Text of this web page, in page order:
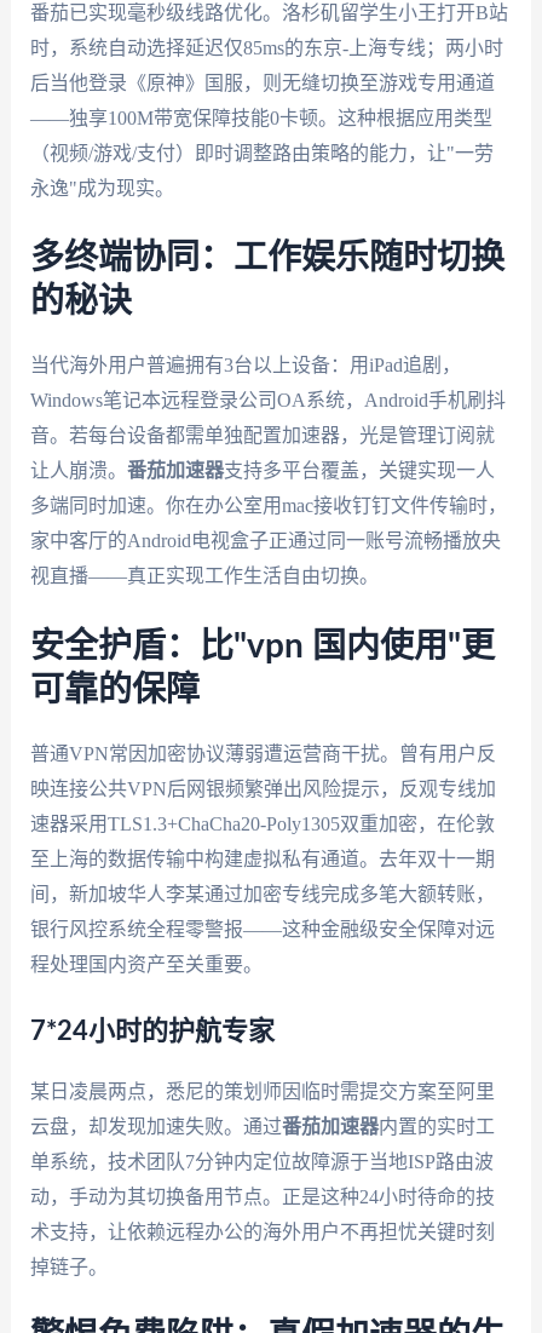
番茄已实现毫秒级线路优化。洛杉矶留学生小王打开B站
时，系统自动选择延迟仅85ms的东京-上海专线；两小时
后当他登录《原神》国服，则无缝切换至游戏专用通道
——独享100M带宽保障技能0卡顿。这种根据应用类型
（视频/游戏/支付）即时调整路由策略的能力，让"一劳
永逸"成为现实。
多终端协同：工作娱乐随时切换
的秘诀
当代海外用户普遍拥有3台以上设备：用iPad追剧，
Windows笔记本远程登录公司OA系统，Android手机刷抖
音。若每台设备都需单独配置加速器，光是管理订阅就
让人崩溃。 番茄加速器支持多平台覆盖，关键实现一人
多端同时加速。你在办公室用mac接收钉钉文件传输时，
家中客厅的Android电视盒子正通过同一账号流畅播放央
视直播——真正实现工作生活自由切换。
安全护盾：比"vpn 国内使用"更
可靠的保障
普通VPN常因加密协议薄弱遭运营商干扰。曾有用户反
映连接公共VPN后网银频繁弹出风险提示，反观专线加
速器采用TLS1.3+ChaCha20-Poly1305双重加密，在伦敦
至上海的数据传输中构建虚拟私有通道。去年双十一期
间，新加坡华人李某通过加密专线完成多笔大额转账，
银行风控系统全程零警报——这种金融级安全保障对远
程处理国内资产至关重要。
7*24小时的护航专家
某日凌晨两点，悉尼的策划师因临时需提交方案至阿里
云盘，却发现加速失败。通过番茄加速器内置的实时工
单系统，技术团队7分钟内定位故障源于当地ISP路由波
动，手动为其切换备用节点。正是这种24小时待命的技
术支持，让依赖远程办公的海外用户不再担忧关键时刻
掉链子。